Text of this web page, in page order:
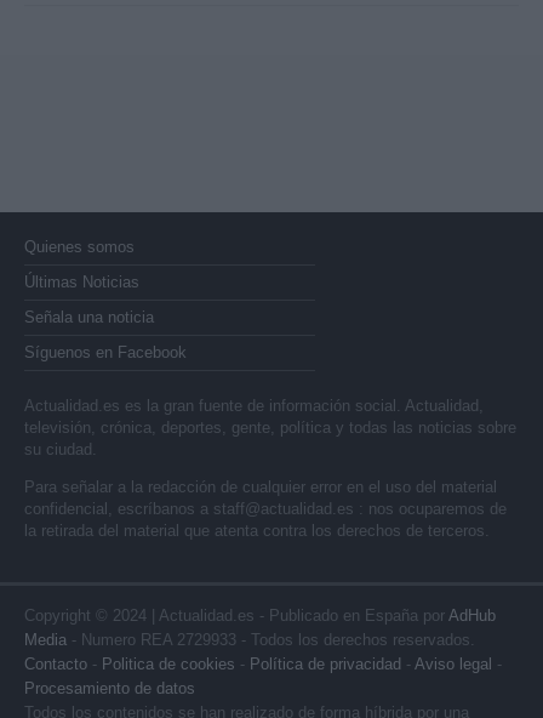
Quienes somos
Últimas Noticias
Señala una noticia
Síguenos en Facebook
Actualidad.es es la gran fuente de información social. Actualidad,
televisión, crónica, deportes, gente, política y todas las noticias sobre
su ciudad.
Para señalar a la redacción de cualquier error en el uso del material
confidencial, escríbanos a staff@actualidad.es : nos ocuparemos de
la retirada del material que atenta contra los derechos de terceros.
Copyright © 2024 | Actualidad.es - Publicado en España por AdHub
Media - Numero REA 2729933 - Todos los derechos reservados.
Contacto - Politica de cookies - Política de privacidad - Aviso legal -
Procesamiento de datos
Todos los contenidos se han realizado de forma híbrida por una